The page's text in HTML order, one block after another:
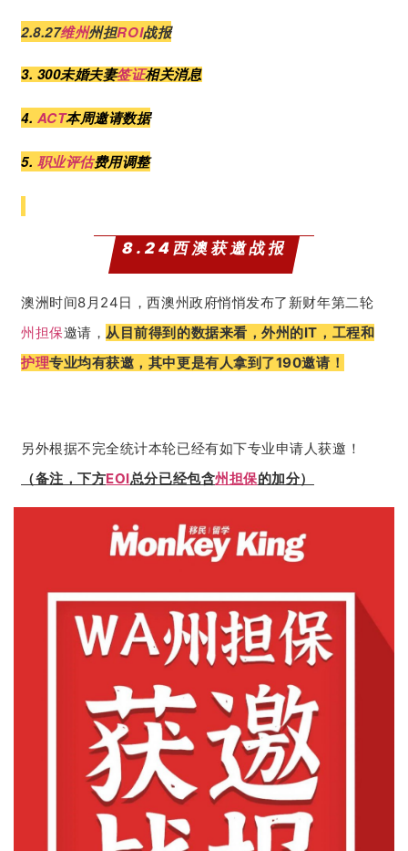
2.8.27维州州担ROI战报
3. 300未婚夫妻签证相关消息
4. ACT本周邀请数据
5. 职业评估费用调整
8.24西澳获邀战报
澳洲时间8月24日，西澳州政府悄悄发布了新财年第二轮
州担保邀请， 从目前得到的数据来看，外州的IT，工程和
护理专业均有获邀，其中更是有人拿到了190邀请！
另外根据不完全统计本轮已经有如下专业申请人获邀！
（备注，下方EOI总分已经包含州担保的加分）